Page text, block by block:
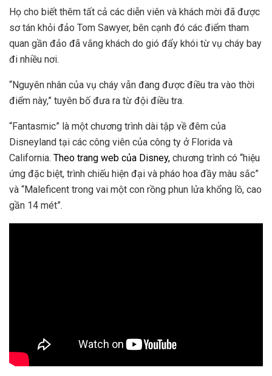
Họ cho biết thêm tất cả các diễn viên và khách mời đã được
sơ tán khỏi đảo Tom Sawyer, bên cạnh đó các điểm tham
quan gần đảo đã vắng khách do gió đẩy khói từ vụ cháy bay
đi nhiều nơi.
“Nguyên nhân của vụ cháy vẫn đang được điều tra vào thời
điểm này,” tuyên bố đưa ra từ đội điều tra.
“Fantasmic” là một chương trình dài tập về đêm của
Disneyland tại các công viên của công ty ở Florida và
California. Theo trang web của Disney, chương trình có “hiệu
ứng đặc biệt, trình chiếu hiện đại và pháo hoa đầy màu sắc”
và “Maleficent trong vai một con rồng phun lửa khổng lồ, cao
gần 14 mét”.